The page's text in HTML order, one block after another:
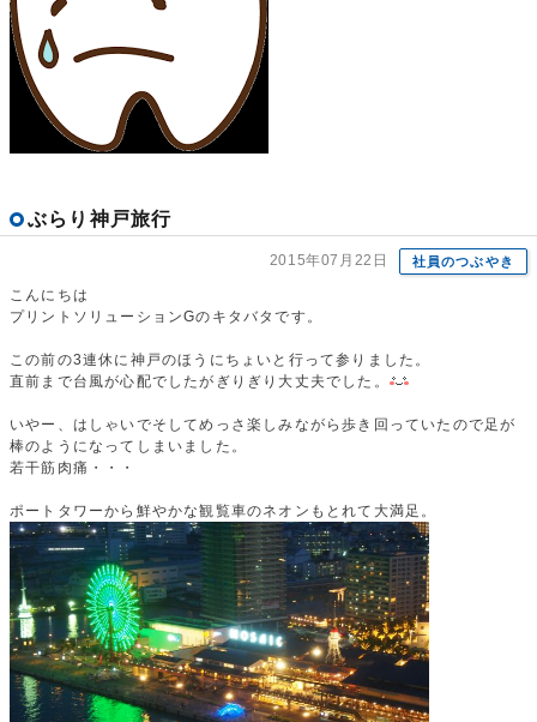
ぶらり神戸旅行
2015年07月22日 社員のつぶやき
こんにちは
プリントソリューションGのキタバタです。
この前の3連休に神戸のほうにちょいと行って参りました。
直前まで台風が心配でしたがぎりぎり大丈夫でした。
いやー、はしゃいでそしてめっさ楽しみながら歩き回っていたので足が
棒のようになってしまいました。
若干筋肉痛・・・
ポートタワーから鮮やかな観覧車のネオンもとれて大満足。